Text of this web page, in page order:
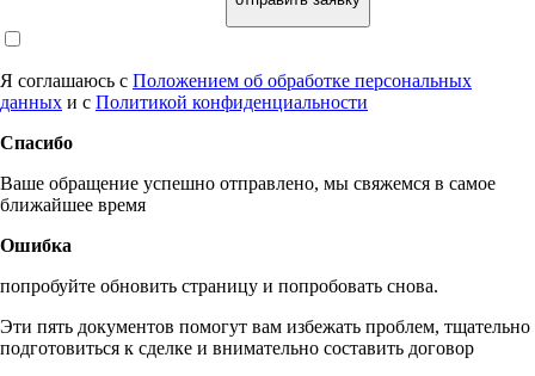
Я соглашаюсь с Положением об обработке персональных
данных и с Политикой конфиденциальности
Спасибо
Ваше обращение успешно отправлено, мы свяжемся в самое
ближайшее время
Ошибка
попробуйте обновить страницу и попробовать снова.
Эти пять документов помогут вам избежать проблем, тщательно
подготовиться к сделке и внимательно составить договор